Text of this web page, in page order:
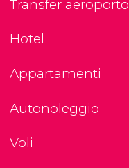
Transfer aeroporto
Hotel
Appartamenti
Autonoleggio
Voli